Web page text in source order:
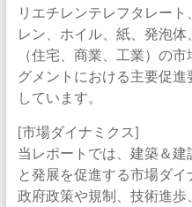
リエチレンテレフタレー
レン、ホイル、紙、発泡
（住宅、商業、工業）の
グメントにおける主要促
しています。
[市場ダイナミクス]
当レポートでは、建築＆
と発展を促進する市場ダイ
政府政策や規制、技術進